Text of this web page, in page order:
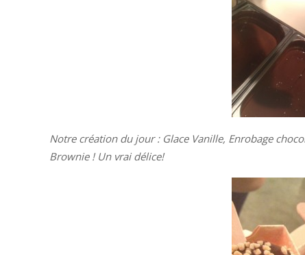
Notre création du jour : Glace Vanille, Enrobage
Brownie ! Un vrai délice!